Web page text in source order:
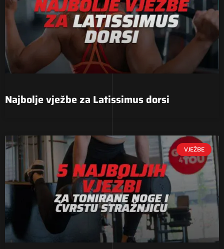
Najbolje vježbe za Latissimus dorsi
VJEŽBE